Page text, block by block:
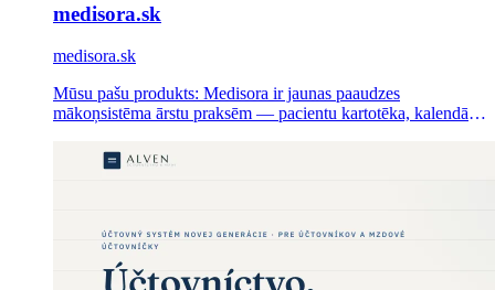
medisora.sk
medisora.sk
Mūsu pašu produkts: Medisora ir jaunas paaudzes
mākoņsistēma ārstu praksēm — pacientu kartotēka, kalendārs,
pārlūka lietotnē, AI dokumentācija ceļā. No 29 € mēnesī, bez
instalācijas.